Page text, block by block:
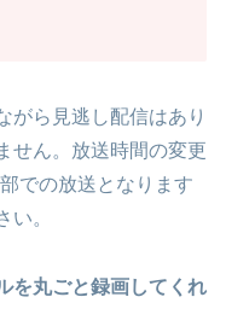
がら見逃し配信はあり
せん。放送時間の変更
での放送となります
い。
を丸ごと録画してくれ